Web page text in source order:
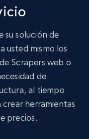
su solución de
usted mismo los
Scrapers web o
de
al tiempo
herramientas
precios.